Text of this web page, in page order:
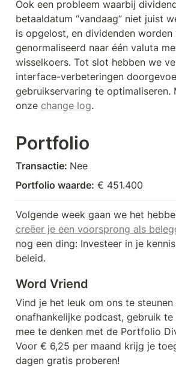
Ook een probleem waarbij
betaaldatum “vandaag” niet juist
is opgelost, en dividenden
genormaliseerd naar één valuta
wisselkoers. Tot slot hebben we
interface-verbeteringen
gebruikservaring te optimaliseren.
onze change log.
Portfolio
Transactie: Nee
Portfolio waarde: € 451.400
Volgende week gaan we het
creëer je een voorsprong als
nog een ding: Investeer in je
beleid.
Word Vriend
Vind je het leuk om ons te steunen
onafhankelijke podcast, gebruik te
mee te denken met de Portfolio
Voor € 6,25 per maand krijg je
dagen gratis proberen!